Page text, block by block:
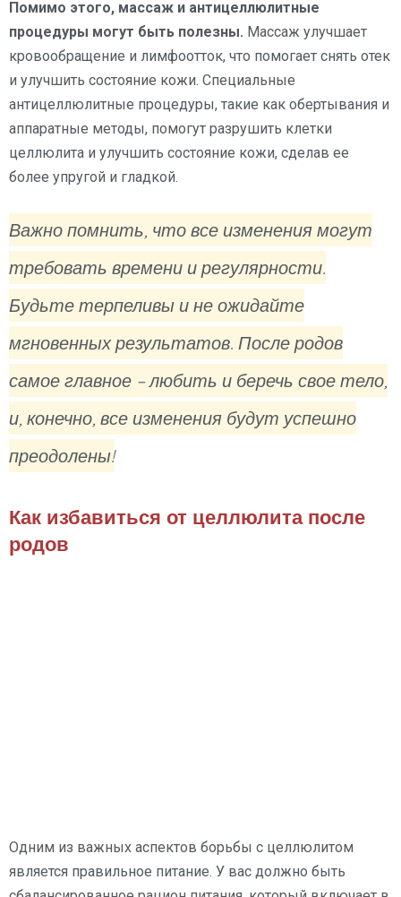
Помимо этого, массаж и антицеллюлитные
процедуры могут быть полезны. Массаж улучшает
кровообращение и лимфоотток, что помогает снять отек
и улучшить состояние кожи. Специальные
антицеллюлитные процедуры, такие как обертывания и
аппаратные методы, помогут разрушить клетки
целлюлита и улучшить состояние кожи, сделав ее
более упругой и гладкой.
Важно помнить, что все изменения могут
требовать времени и регулярности.
Будьте терпеливы и не ожидайте
мгновенных результатов. После родов
самое главное – любить и беречь свое тело,
и, конечно, все изменения будут успешно
преодолены!
Как избавиться от целлюлита после
родов
Одним из важных аспектов борьбы с целлюлитом
является правильное питание. У вас должно быть